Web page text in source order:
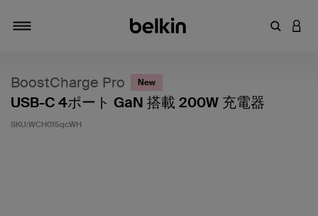
キーワアカ
BoostCharge Pro New
USB-C 4ポート GaN 搭載 200W 充電器
SKU:WCH015qcWH